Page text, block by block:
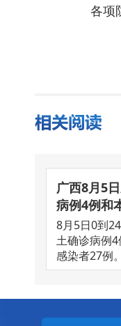
各项
广西8月5
病例4例和
8月5日0到
土确诊病例
感染者27例。